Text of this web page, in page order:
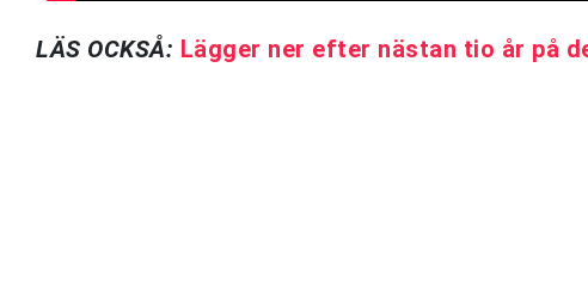
LÄS OCKSÅ: Lägger ner efter nästan tio år på